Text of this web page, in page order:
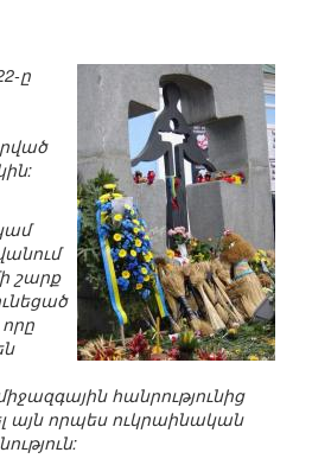
ը
շարք
հանրությունից
այն որպես ուկրաինական